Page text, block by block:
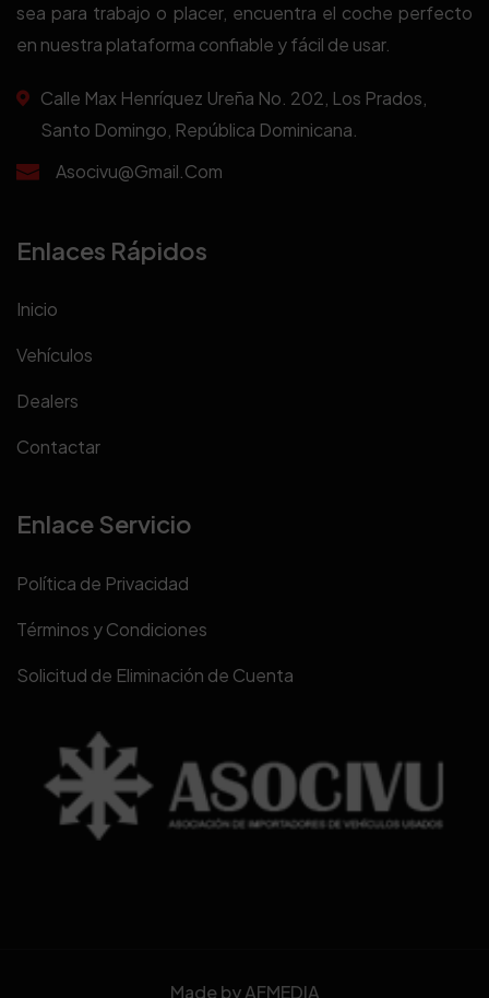
sea para trabajo o placer, encuentra el coche perfecto
en nuestra plataforma confiable y fácil de usar.
Calle Max Henríquez Ureña No. 202, Los Prados,
Santo Domingo, República Dominicana.
Asocivu@gmail.com
Enlaces Rápidos
Inicio
Vehículos
Dealers
Contactar
Enlace Servicio
Política de Privacidad
Términos y Condiciones
Solicitud de Eliminación de Cuenta
Made byAFMEDIA